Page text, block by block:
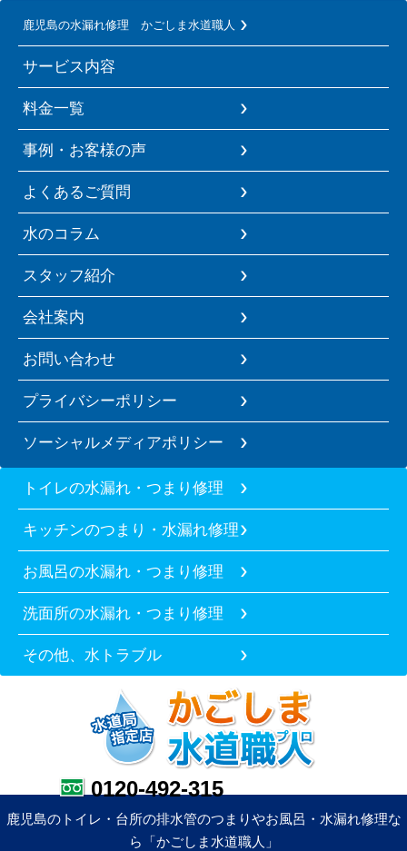
鹿児島の水漏れ修理 かごしま水道職人
サービス内容
料金一覧
事例・お客様の声
よくあるご質問
水のコラム
スタッフ紹介
会社案内
お問い合わせ
プライバシーポリシー
ソーシャルメディアポリシー
トイレの水漏れ・つまり修理
キッチンのつまり・水漏れ修理
お風呂の水漏れ・つまり修理
洗面所の水漏れ・つまり修理
その他、水トラブル
0120-492-315
鹿児島のトイレ・台所の排水管のつまりやお風呂・水漏れ修理な
ら「かごしま水道職人」